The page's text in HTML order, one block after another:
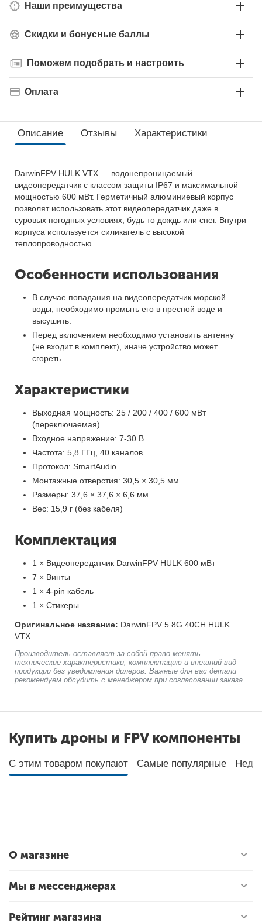
Наши преимущества
Скидки и бонусные баллы
Поможем подобрать и настроить
Оплата
Описание Отзывы Характеристики
DarwinFPV HULK VTX — водонепроницаемый
видеопередатчик с классом защиты IP67 и максимальной
мощностью 600 мВт. Герметичный алюминиевый корпус
позволят использовать этот видеопередатчик даже в
суровых погодных условиях, будь то дождь или снег. Внутри
корпуса используется силикагель с высокой
теплопроводностью.
Особенности использования
В случае попадания на видеопередатчик морской
воды, необходимо промыть его в пресной воде и
высушить.
Перед включением необходимо установить антенну
(не входит в комплект), иначе устройство может
сгореть.
Характеристики
Выходная мощность: 25 / 200 / 400 / 600 мВт
(переключаемая)
Входное напряжение: 7-30 В
Частота: 5,8 ГГц, 40 каналов
Протокол: SmartAudio
Монтажные отверстия: 30,5 × 30,5 мм
Размеры: 37,6 × 37,6 × 6,6 мм
Вес: 15,9 г (без кабеля)
Комплектация
1 × Видеопередатчик DarwinFPV HULK 600 мВт
7 × Винты
1 × 4-pin кабель
1 × Стикеры
Оригинальное название: DarwinFPV 5.8G 40CH HULK
VTX
Производитель оставляет за собой право менять
технические характеристики, комплектацию и внешний вид
продукции без уведомления дилеров. Важные для вас детали
рекомендуем обсудить с менеджером при согласовании заказа.
Купить дроны и FPV компоненты
С этим товаром покупают Самые популярные
О магазине
Мы в мессенджерах
Рейтинг магазина